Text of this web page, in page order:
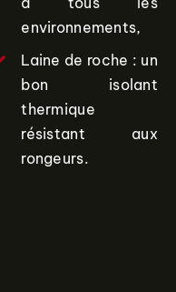
environnements,
Laine de roche : un
bon isolant
thermique
résistant aux
rongeurs.